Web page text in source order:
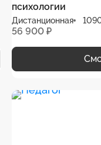
психологии
Дистанционная
56 900 ₽